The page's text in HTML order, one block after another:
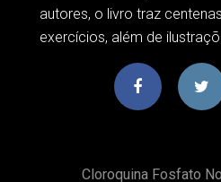
autores, o livro traz
exercícios, além de
Cloroquina Fosfato